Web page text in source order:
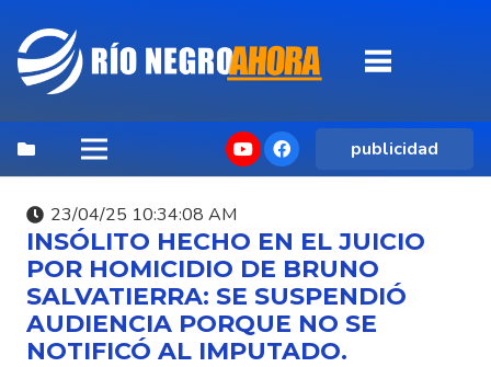
publicidad
23/04/25 10:34:08 AM
INSÓLITO HECHO EN EL JUICIO
POR HOMICIDIO DE BRUNO
SALVATIERRA: SE SUSPENDIÓ
AUDIENCIA PORQUE NO SE
NOTIFICÓ AL IMPUTADO.